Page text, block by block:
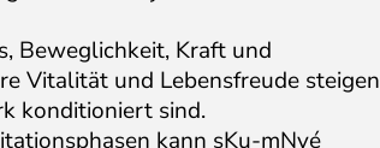
Beweglichkeit, Kraft und
Vitalität und Lebensfreude steigen
konditioniert sind.
kann sKu-mNyé